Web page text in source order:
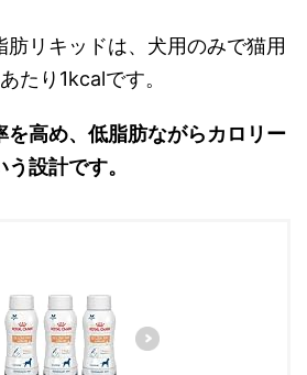
リキッドは、犬用のみで猫用
たり1kcalです。
を高め、低脂肪ながらカロリー
設計です。